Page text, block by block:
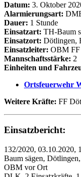
Datum: 3. Oktober
Alarmierungsart:
Dauer: 1 Stunde
Einsatzart: TH-Baum
Einsatzort: Dötlingen,
Einsatzleiter: OBM FF
Mannschaftsstärke: 2
Einheiten und
Ortsfeuerwehr
Weitere Kräfte: FF
Einsatzbericht:
132/2020, 03.10.2020,
Baum sägen,
OBM vor Ort